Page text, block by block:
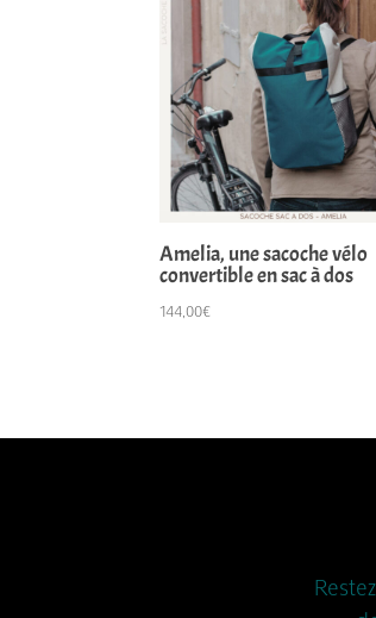
Amelia, une sacoche vélo
convertible en sac à dos
144,00€